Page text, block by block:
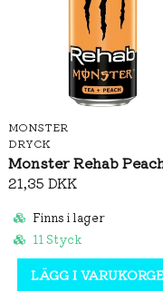
MONSTER
DRYCK
21,35 DKK
Finns i lager
11 Styck
LÄGG I